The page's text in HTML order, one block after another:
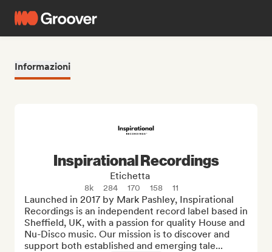
Informazioni
Inspirational Recordings
Etichetta
8k 284 170 158 11
Launched in 2017 by Mark Pashley, Inspirational
Recordings is an independent record label based in
Sheffield, UK, with a passion for quality House and
Nu-Disco music. Our mission is to discover and
support both established and emerging tale...